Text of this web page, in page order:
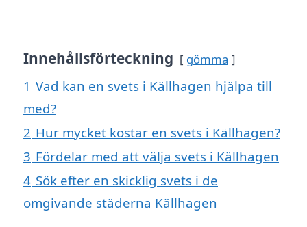
Innehållsförteckning gömma
1 Vad kan en svets i Källhagen hjälpa till
med?
2 Hur mycket kostar en svets i Källhagen?
3 Fördelar med att välja svets i Källhagen
4 Sök efter en skicklig svets i de
omgivande städerna Källhagen